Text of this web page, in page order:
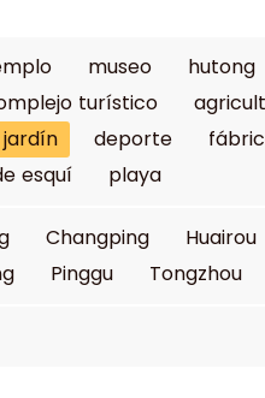
museo hutong
turístico
jardín deporte
esquí playa
Changping Huairou
Pinggu Tongzhou